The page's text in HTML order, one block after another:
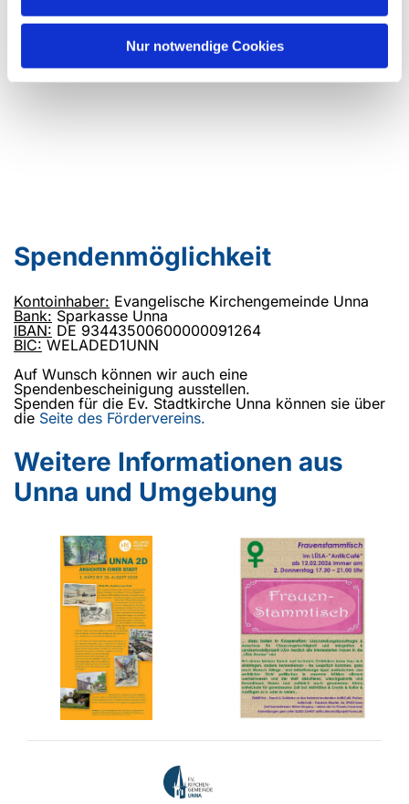
Nur notwendige Cookies
Spendenmöglichkeit
Kontoinhaber: Evangelische Kirchengemeinde Unna
Bank: Sparkasse Unna
IBAN: DE 93443500600000091264
BIC: WELADED1UNN
Auf Wunsch können wir auch eine
Spendenbescheinigung ausstellen.
Spenden für die Ev. Stadtkirche Unna können sie über
die Seite des Fördervereins.
Weitere Informationen aus
Unna und Umgebung